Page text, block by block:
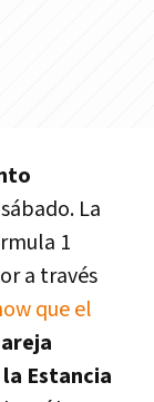
La
1
a través
que el
Estancia